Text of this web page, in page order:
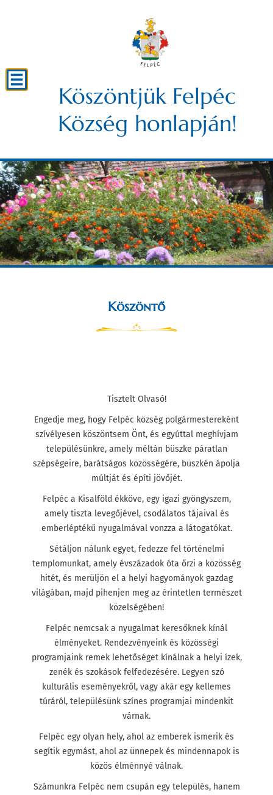
Köszöntjük Felpéc
Község honlapján!
Köszöntő
Tisztelt Olvasó!
Engedje meg, hogy Felpéc község polgármestereként
szívélyesen köszöntsem Önt, és egyúttal meghívjam
településünkre, amely méltán büszke páratlan
szépségeire, barátságos közösségére, büszkén ápolja
múltját és építi jövőjét.
Felpéc a Kisalföld ékköve, egy igazi gyöngyszem,
amely tiszta levegőjével, csodálatos tájaival és
emberléptékű nyugalmával vonzza a látogatókat.
Sétáljon nálunk egyet, fedezze fel történelmi
templomunkat, amely évszázadok óta őrzi a közösség
hitét, és merüljön el a helyi hagyományok gazdag
világában, majd pihenjen meg az érintetlen természet
közelségében!
Felpéc nemcsak a nyugalmat keresőknek kínál
élményeket. Rendezvényeink és közösségi
programjaink remek lehetőséget kínálnak a helyi ízek,
zenék és szokások felfedezésére. Legyen szó
kulturális eseményekről, vagy akár egy kellemes
túráról, településünk színes programjai mindenkit
várnak.
Felpéc egy olyan hely, ahol az emberek ismerik és
segítik egymást, ahol az ünnepek és mindennapok is
közös élménnyé válnak.
Számunkra Felpéc nem csupán egy település, hanem